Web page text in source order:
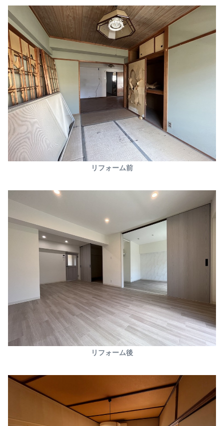
リフォーム前
リフォーム後